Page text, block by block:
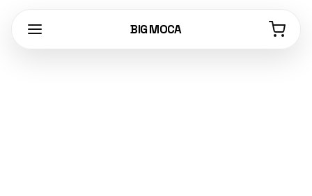
BIG MOCA